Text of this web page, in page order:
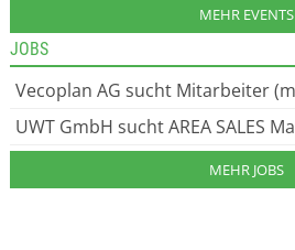
MEHR EVENTS
JOBS
MEHR JOBS